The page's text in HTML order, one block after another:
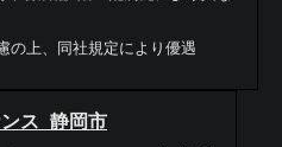
の上、同社規定により優遇
ス_静岡市